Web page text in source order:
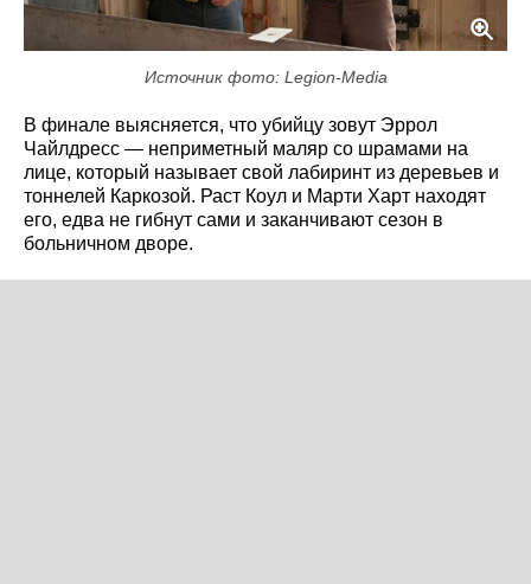
Источник фото: Legion-Media
В финале выясняется, что убийцу зовут Эррол
Чайлдресс — неприметный маляр со шрамами на
лице, который называет свой лабиринт из деревьев и
тоннелей Каркозой. Раст Коул и Марти Харт находят
его, едва не гибнут сами и заканчивают сезон в
больничном дворе.